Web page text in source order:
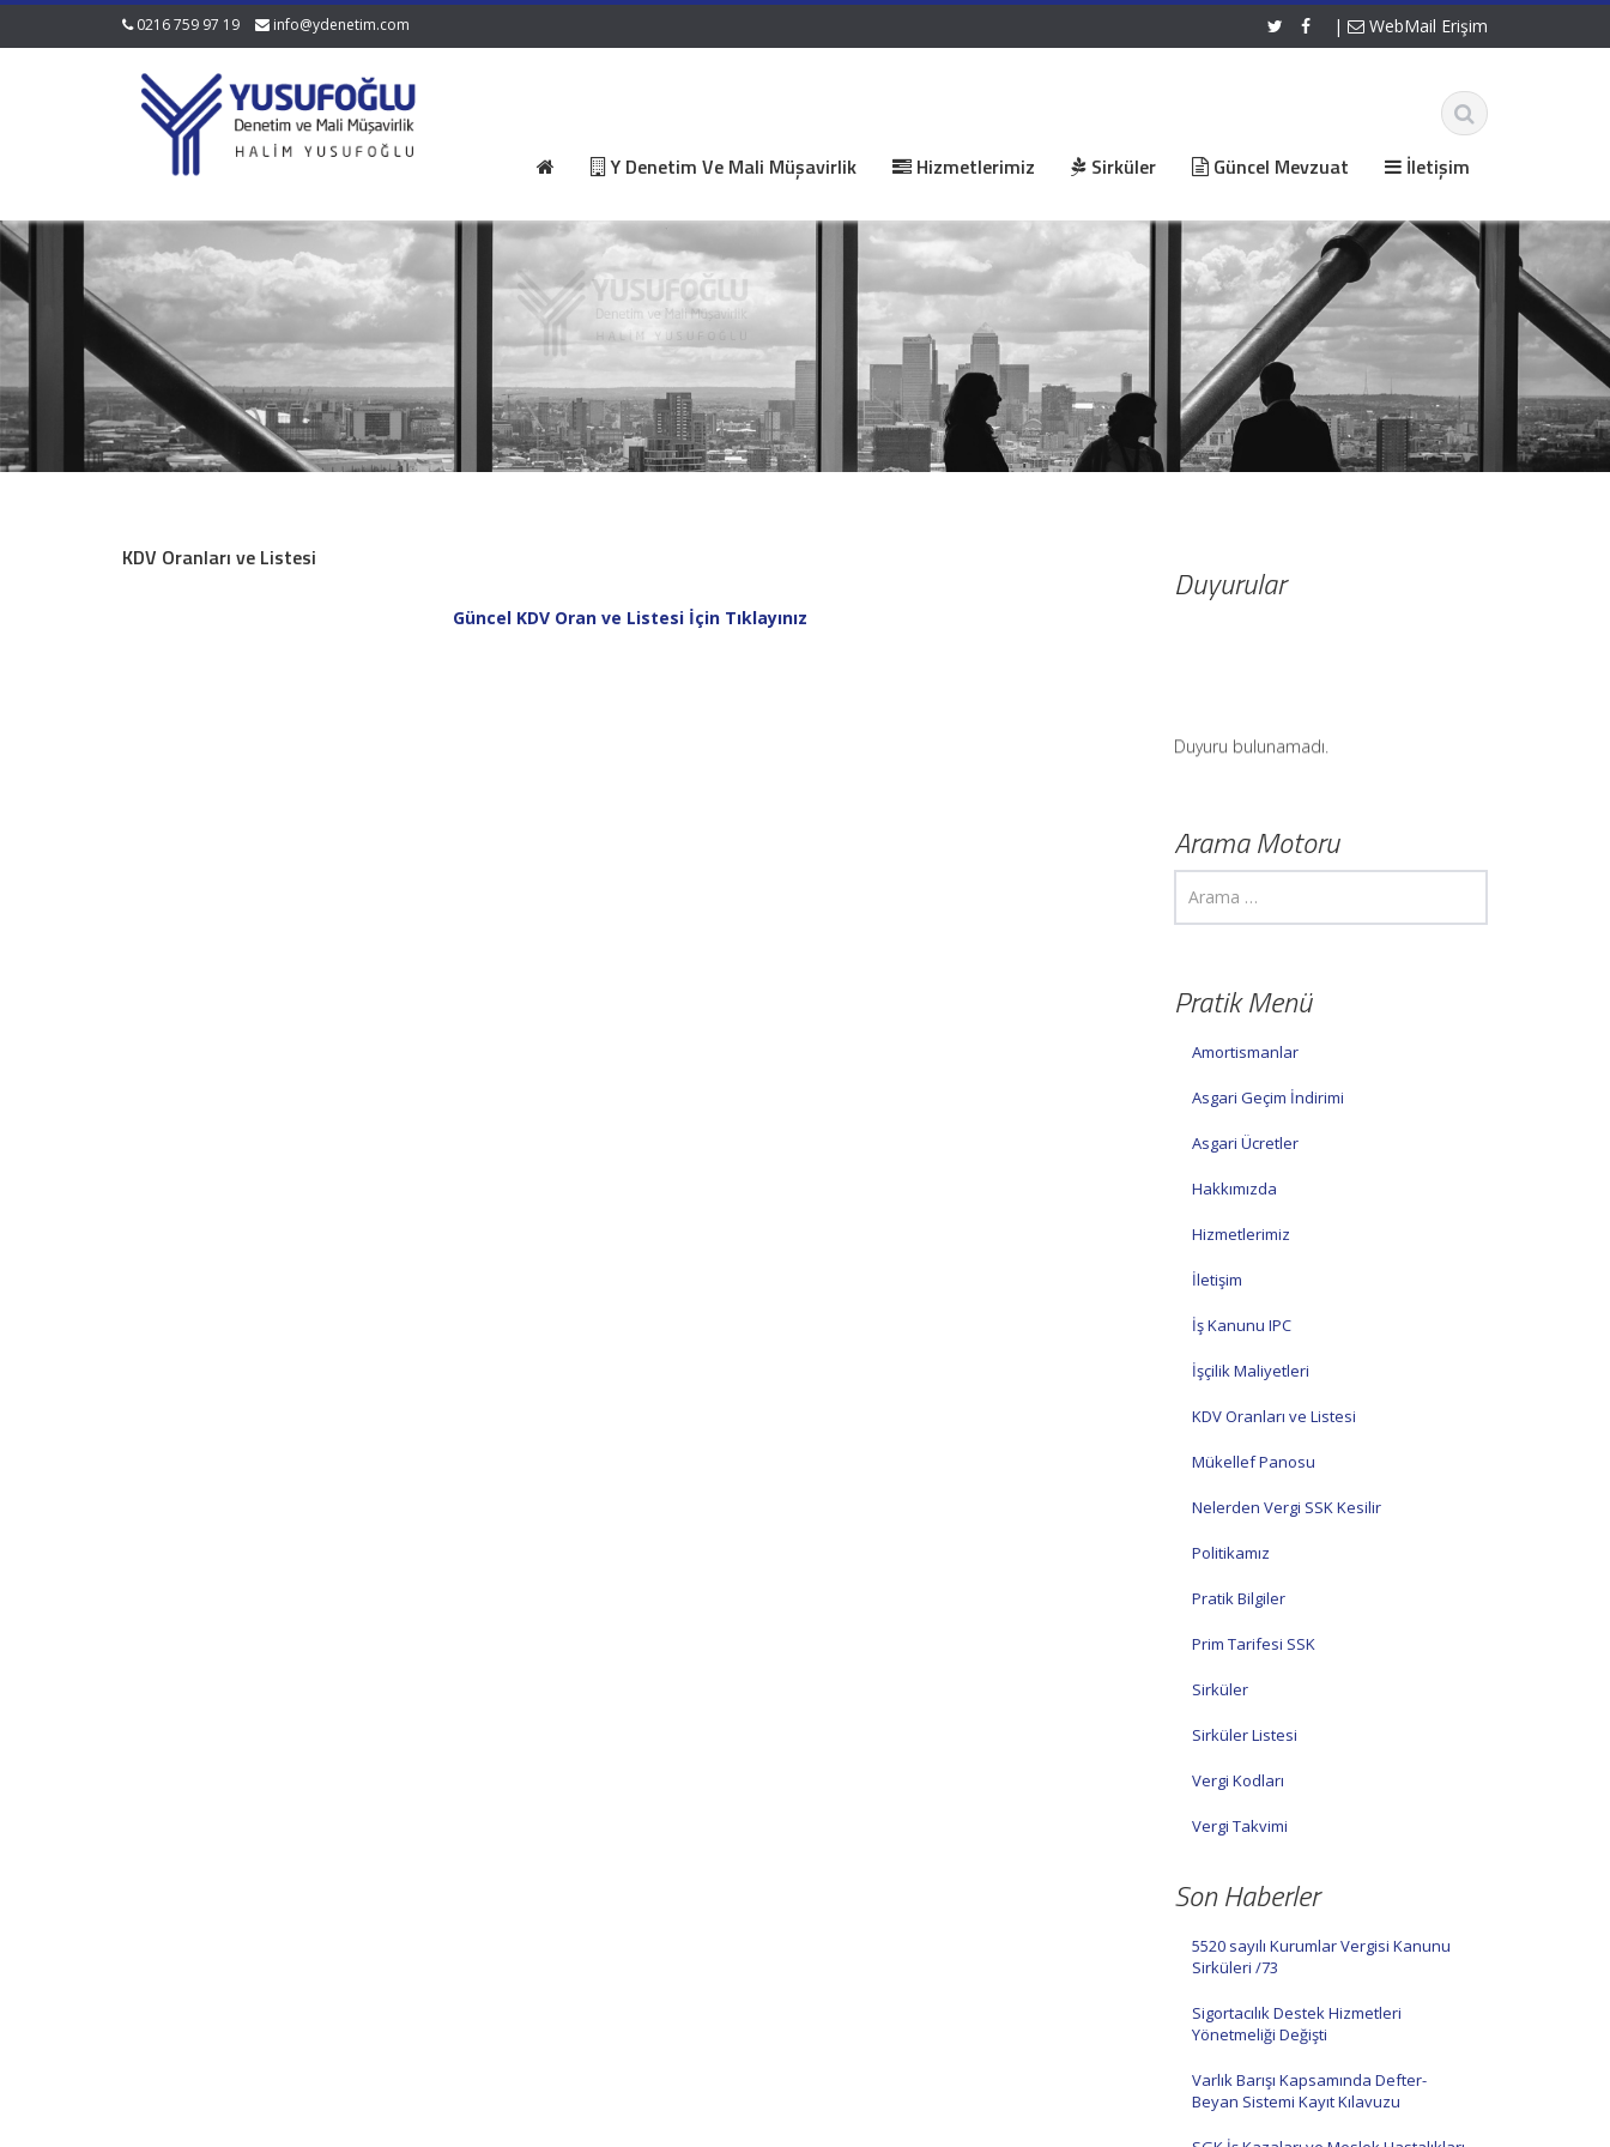
0216 759 97 19 info@ydenetim.com | WebMail Erişim
Y Denetim Ve Mali Müşavirlik Hizmetlerimiz Sirküler Güncel Mevzuat İletişim
KDV Oranları ve Listesi
Güncel KDV Oran ve Listesi İçin Tıklayınız
Duyurular
Duyuru bulunamadı.
Arama Motoru
Pratik Menü
Amortismanlar
Asgari Geçim İndirimi
Asgari Ücretler
Hakkımızda
Hizmetlerimiz
İletişim
İş Kanunu IPC
İşçilik Maliyetleri
KDV Oranları ve Listesi
Mükellef Panosu
Nelerden Vergi SSK Kesilir
Politikamız
Pratik Bilgiler
Prim Tarifesi SSK
Sirküler
Sirküler Listesi
Vergi Kodları
Vergi Takvimi
Son Haberler
5520 sayılı Kurumlar Vergisi Kanunu
Sirküleri /73
Sigortacılık Destek Hizmetleri
Yönetmeliği Değişti
Varlık Barışı Kapsamında Defter-
Beyan Sistemi Kayıt Kılavuzu